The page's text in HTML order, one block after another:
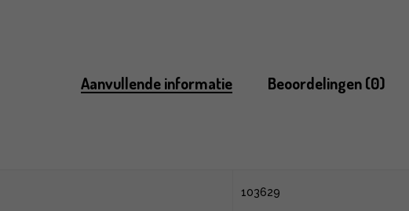
Aanvullende informatie Beoordelingen (0)
103629